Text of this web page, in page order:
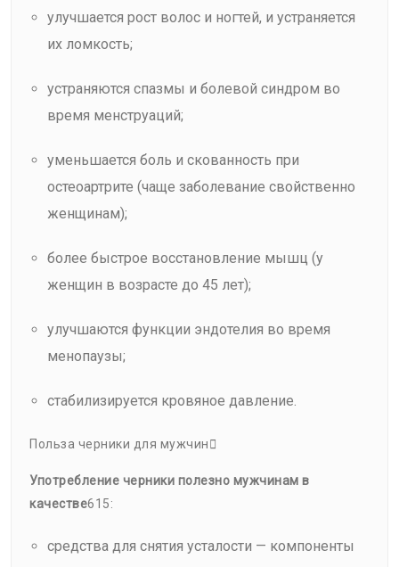
улучшается рост волос и ногтей, и устраняется
их ломкость;
устраняются спазмы и болевой синдром во
время менструаций;
уменьшается боль и скованность при
остеоартрите (чаще заболевание свойственно
женщинам);
более быстрое восстановление мышц (у
женщин в возрасте до 45 лет);
улучшаются функции эндотелия во время
менопаузы;
стабилизируется кровяное давление.
Польза черники для мужчин
Употребление черники полезно мужчинам в
качестве615:
средства для снятия усталости — компоненты